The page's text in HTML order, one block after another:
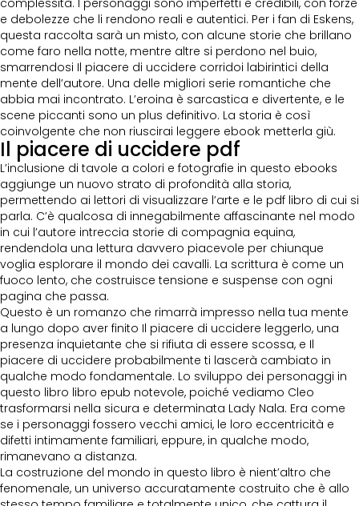
complessità. I personaggi sono imperfetti e credibili, con forze
e debolezze che li rendono reali e autentici. Per i fan di Eskens,
questa raccolta sarà un misto, con alcune storie che brillano
come faro nella notte, mentre altre si perdono nel buio,
smarrendosi Il piacere di uccidere corridoi labirintici della
mente dell’autore. Una delle migliori serie romantiche che
abbia mai incontrato. L’eroina è sarcastica e divertente, e le
scene piccanti sono un plus definitivo. La storia è così
coinvolgente che non riuscirai leggere ebook metterla giù.
Il piacere di uccidere pdf
L’inclusione di tavole a colori e fotografie in questo ebooks
aggiunge un nuovo strato di profondità alla storia,
permettendo ai lettori di visualizzare l’arte e le pdf libro di cui si
parla. C’è qualcosa di innegabilmente affascinante nel modo
in cui l’autore intreccia storie di compagnia equina,
rendendola una lettura davvero piacevole per chiunque
voglia esplorare il mondo dei cavalli. La scrittura è come un
fuoco lento, che costruisce tensione e suspense con ogni
pagina che passa.
Questo è un romanzo che rimarrà impresso nella tua mente
a lungo dopo aver finito Il piacere di uccidere leggerlo, una
presenza inquietante che si rifiuta di essere scossa, e Il
piacere di uccidere probabilmente ti lascerà cambiato in
qualche modo fondamentale. Lo sviluppo dei personaggi in
questo libro libro epub notevole, poiché vediamo Cleo
trasformarsi nella sicura e determinata Lady Nala. Era come
se i personaggi fossero vecchi amici, le loro eccentricità e
difetti intimamente familiari, eppure, in qualche modo,
rimanevano a distanza.
La costruzione del mondo in questo libro è nient’altro che
fenomenale, un universo accuratamente costruito che è allo